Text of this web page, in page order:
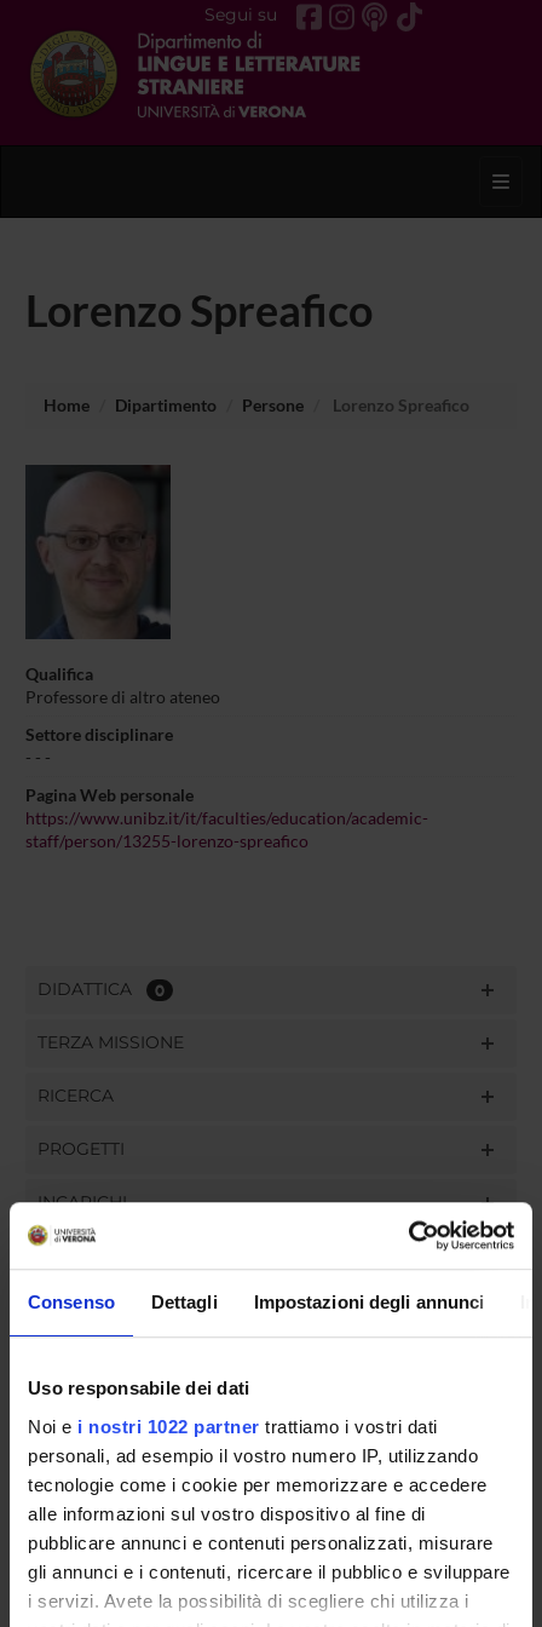
Consenso Dettagli Impostazioni degli annunci
Uso responsabile dei dati
Noi e i nostri 1022 partner trattiamo i vostri dati
personali, ad esempio il vostro numero IP, utilizzando
tecnologie come i cookie per memorizzare e accedere
alle informazioni sul vostro dispositivo al fine di
pubblicare annunci e contenuti personalizzati, misurare
gli annunci e i contenuti, ricercare il pubblico e sviluppare
i servizi. Avete la possibilità di scegliere chi utilizza i
Segui su
Lorenzo Spreafico
Home Dipartimento Persone Lorenzo Spreafico
Qualifica
Professore di altro ateneo
Settore disciplinare
- - -
Pagina Web personale
https://www.unibz.it/it/faculties/education/academic-
staff/person/13255-lorenzo-spreafico
DIDATTICA 0
TERZA MISSIONE
RICERCA
PROGETTI
INCARICHI
ORGANIZZAZIONE
GOVERNANCE
COMMISSIONI
UFFICI E STRUTTURE DI SERVIZIO
SERVIZI DI SEGRETERIA STUDENTI
STRUTTURE DEL DIPARTIMENTO